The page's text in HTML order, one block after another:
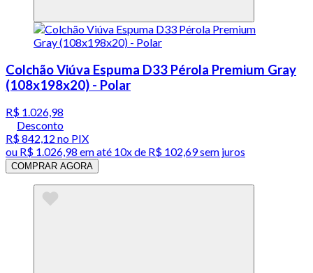
Colchão Viúva Espuma D33 Pérola Premium Gray
(108x198x20) - Polar
R$ 1.026,98
Desconto
R$ 842,12 no PIX
ou R$ 1.026,98 em até 10x de R$ 102,69 sem juros
COMPRAR AGORA